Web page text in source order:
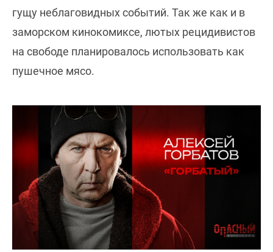
гущу неблаговидных событий. Так же как и в
заморском кинокомиксе, лютых рецидивистов
на свободе планировалось использовать как
пушечное мясо.